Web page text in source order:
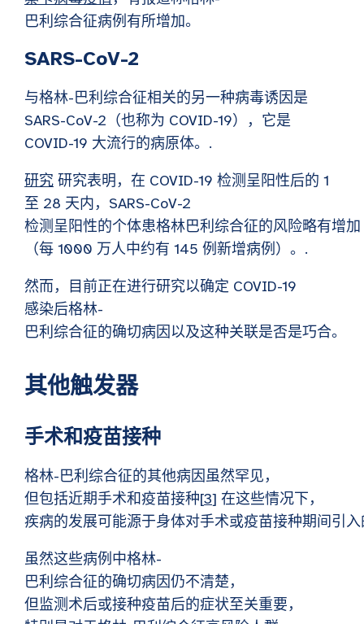
巴利综合征病例有所增加。
SARS-CoV-2
与格林-巴利综合征相关的另一种病毒诱因是
SARS-CoV-2（也称为 COVID-19），它是
COVID-19 大流行的病原体。.
研究 研究表明，在 COVID-19 检测呈阳性后的 1
至 28 天内，SARS-CoV-2
检测呈阳性的个体患格林巴利综合征的风险略有增加
（每 1000 万人中约有 145 例新增病例）。.
然而，目前正在进行研究以确定 COVID-19
感染后格林-
巴利综合征的确切病因以及这种关联是否是巧合。
其他触发器
手术和疫苗接种
格林-巴利综合征的其他病因虽然罕见，
但包括近期手术和疫苗接种[3] 在这些情况下，
疾病的发展可能源于身体对手术或疫苗接种期间引
虽然这些病例中格林-
巴利综合征的确切病因仍不清楚，
但监测术后或接种疫苗后的症状至关重要，